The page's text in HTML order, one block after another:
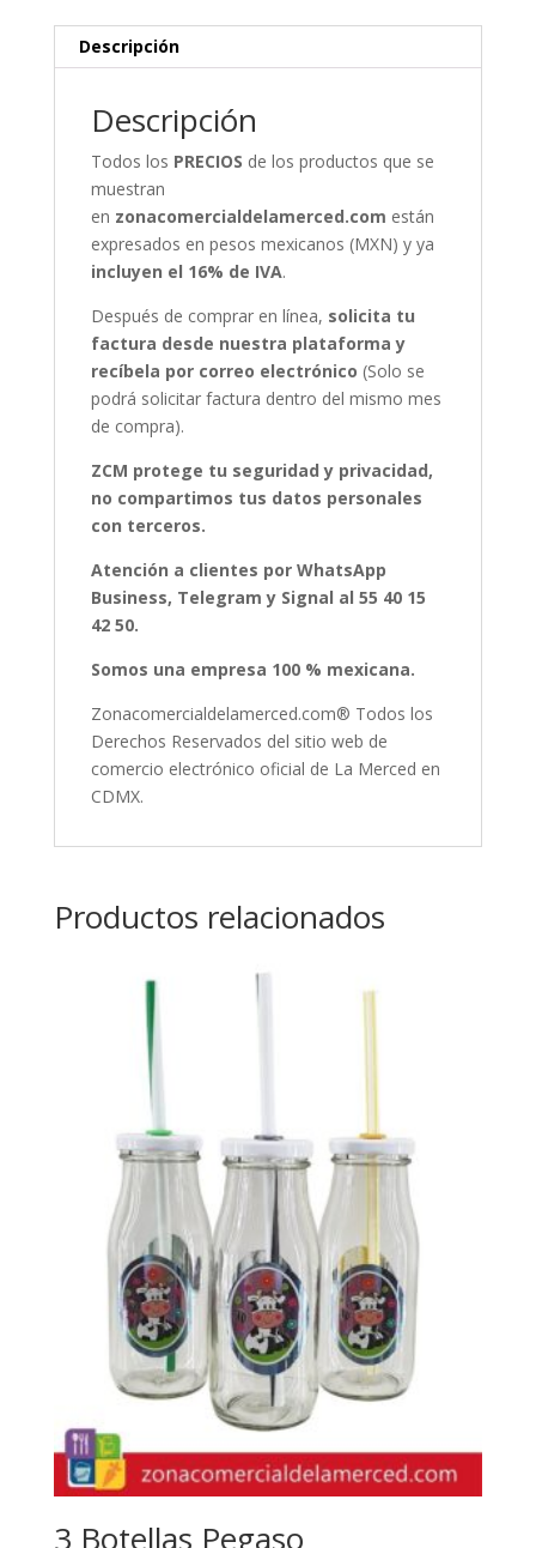
Descripción
Descripción
Todos los PRECIOS de los productos que se
muestran
en zonacomercialdelamerced.com están
expresados en pesos mexicanos (MXN) y ya
incluyen el 16% de IVA.
Después de comprar en línea, solicita tu
factura desde nuestra plataforma y
recíbela por correo electrónico (Solo se
podrá solicitar factura dentro del mismo mes
de compra).
ZCM protege tu seguridad y privacidad,
no compartimos tus datos personales
con terceros.
Atención a clientes por WhatsApp
Business, Telegram y Signal al 55 40 15
42 50.
Somos una empresa 100 % mexicana.
Zonacomercialdelamerced.com® Todos los
Derechos Reservados del sitio web de
comercio electrónico oficial de La Merced en
CDMX.
Productos relacionados
3 Botellas Pegaso